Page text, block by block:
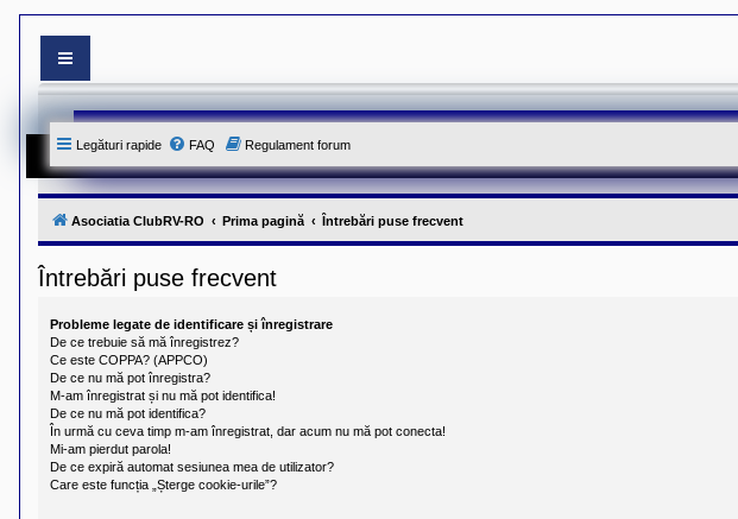
S
e
o
a
Legături rapide FAQ Regulament forum
Asociatia ClubRV-RO Prima pagină Întrebări puse frecvent
Întrebări puse frecvent
Probleme legate de identificare și înregistrare
De ce trebuie să mă înregistrez?
Ce este COPPA? (APPCO)
De ce nu mă pot înregistra?
M-am înregistrat și nu mă pot identifica!
De ce nu mă pot identifica?
În urmă cu ceva timp m-am înregistrat, dar acum nu mă pot conecta!
Mi-am pierdut parola!
De ce expiră automat sesiunea mea de utilizator?
Care este funcția „Șterge cookie-urile”?